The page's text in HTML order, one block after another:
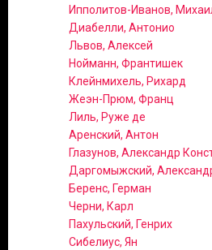
Ипполитов-Иванов,
Диабелли, Антонио
Львов, Алексей
Нойманн, Франтишек
Клейнмихель, Рихард
Жеэн-Прюм, Франц
Лиль, Руже де
Аренский, Антон
Глазунов, Александр
Даргомыжский,
Беренс, Герман
Черни, Карл
Пахульский, Генрих
Сибелиус, Ян